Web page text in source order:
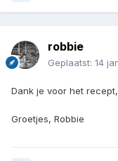
robbie
Geplaatst: 14
Dank je voor het
Groetjes, Robbie